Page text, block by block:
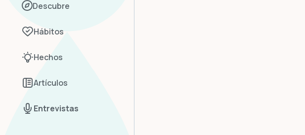
Descubre
Hábitos
Hechos
Artículos
Entrevistas